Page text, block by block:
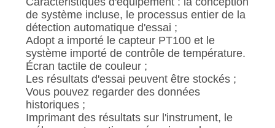
de système incluse, le processus entier de la
détection automatique d'essai ;
Adopt a importé le capteur PT100 et le
système importé de contrôle de température.
Écran tactile de couleur ;
Les résultats d'essai peuvent être stockés ;
Vous pouvez regarder des données
historiques ;
Imprimant des résultats sur l'instrument, le